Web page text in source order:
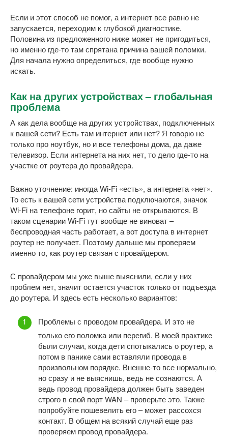
Если и этот способ не помог, а интернет все равно не
запускается, переходим к глубокой диагностике.
Половина из предложенного ниже может не пригодиться,
но именно где-то там спрятана причина вашей поломки.
Для начала нужно определиться, где вообще нужно
искать.
Как на других устройствах – глобальная
проблема
А как дела вообще на других устройствах, подключенных
к вашей сети? Есть там интернет или нет? Я говорю не
только про ноутбук, но и все телефоны дома, да даже
телевизор. Если интернета на них нет, то дело где-то на
участке от роутера до провайдера.
Важно уточнение: иногда Wi-Fi «есть», а интернета «нет».
То есть к вашей сети устройства подключаются, значок
Wi-Fi на телефоне горит, но сайты не открываются. В
таком сценарии Wi-Fi тут вообще не виноват –
беспроводная часть работает, а вот доступа в интернет
роутер не получает. Поэтому дальше мы проверяем
именно то, как роутер связан с провайдером.
С провайдером мы уже выше выяснили, если у них
проблем нет, значит остается участок только от подъезда
до роутера. И здесь есть несколько вариантов:
Проблемы с проводом провайдера. И это не
только его поломка или перегиб. В моей практике
были случаи, когда дети спотыкались о роутер, а
потом в панике сами вставляли провода в
произвольном порядке. Внешне-то все нормально,
но сразу и не выяснишь, ведь не сознаются. А
ведь провод провайдера должен быть заведен
строго в свой порт WAN – проверьте это. Также
попробуйте пошевелить его – может рассохся
контакт. В общем на всякий случай еще раз
проверяем провод провайдера.